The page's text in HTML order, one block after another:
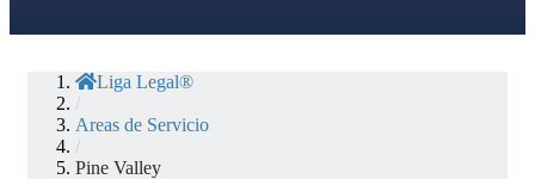
Liga Legal®
/
Areas de Servicio
/
Pine Valley